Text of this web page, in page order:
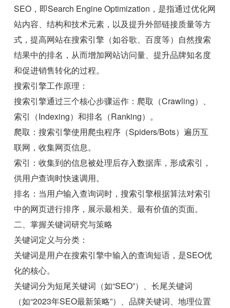
SEO，即Search Engine Optimization，是指通过优化网
站内容、结构和技术元素，以及提升外部链接质量等方
式，提高网站在搜索引擎（如谷歌、百度等）自然搜索
结果中的排名，从而增加网站访问量、提升品牌知名度
和促进销售转化的过程。
搜索引擎工作原理：
搜索引擎通过三个核心步骤运作：爬取（Crawling）、
索引（Indexing）和排名（Ranking）。
爬取：搜索引擎使用爬虫程序（Spiders/Bots）遍历互
联网，收集网页信息。
索引：收集到的信息被处理后存入数据库，形成索引，
供用户查询时快速调用。
排名：当用户输入查询词时，搜索引擎根据算法对索引
中的网页进行排序，展示最相关、最有价值的页面。
二、掌握关键词研究与策略
关键词定义与分类：
关键词是用户在搜索引擎中输入的查询短语，是SEO优
化的核心。
关键词分为短尾关键词（如“SEO”）、长尾关键词
（如“2023年SEO最新策略”）、品牌关键词、地理位置